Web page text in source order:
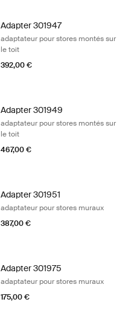
Adapter 301947
adaptateur pour stores montés sur
le toit
392,00 €
Adapter 301949
adaptateur pour stores montés sur
le toit
467,00 €
Adapter 301951
adaptateur pour stores muraux
387,00 €
Adapter 301975
adaptateur pour stores muraux
175,00 €